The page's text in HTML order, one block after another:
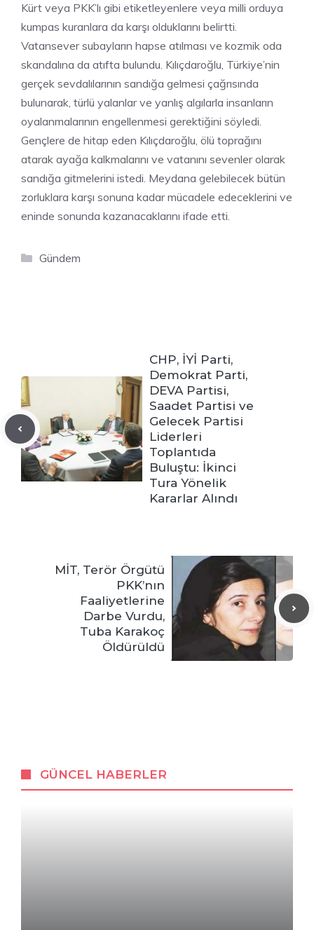
Kürt veya PKK’lı gibi etiketleyenlere veya milli orduya
kumpas kuranlara da karşı olduklarını belirtti.
Vatansever subayların hapse atılması ve kozmik oda
skandalına da atıfta bulundu. Kılıçdaroğlu, Türkiye’nin
gerçek sevdalılarının sandığa gelmesi çağrısında
bulunarak, türlü yalanlar ve yanlış algılarla insanların
oyalanmalarının engellenmesi gerektiğini söyledi.
Gençlere de hitap eden Kılıçdaroğlu, ölü toprağını
atarak ayağa kalkmalarını ve vatanını sevenler olarak
sandığa gitmelerini istedi. Meydana gelebilecek bütün
zorluklara karşı sonuna kadar mücadele edeceklerini ve
eninde sonunda kazanacaklarını ifade etti.
Kategoriler
Gündem
CHP, İYİ Parti,
Demokrat Parti,
DEVA Partisi,
Saadet Partisi ve
Gelecek Partisi
Liderleri
Toplantıda
Buluştu: İkinci
Tura Yönelik
Kararlar Alındı
MİT, Terör Örgütü
PKK’nın
Faaliyetlerine
Darbe Vurdu,
Tuba Karakoç
Öldürüldü
GÜNCEL HABERLER